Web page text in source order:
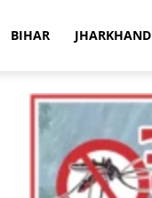
BIHAR JHARKHAND